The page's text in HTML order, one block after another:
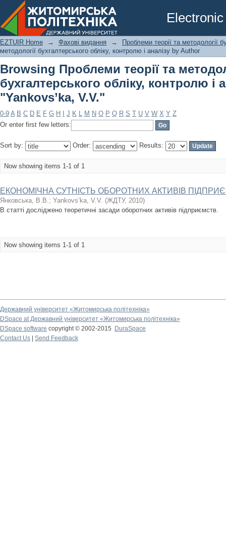
Browsing Проблеми теорії та
аналізу by Author "Yankovs’ka, V.V."
EZTUIR Home → Фахові видання →
Проблеми теорії та методології
методології бухгалтерського обліку, контролю і аналізу by Author
Browsing Проблеми теорії та
бухгалтерського обліку, контролю і
"Yankovs’ka, V.V."
0-9 A B C D E F G H J K L M N O P Q R S T U V W X Y Z
Or enter first few letters:
Sort by: Order: Results:
Now showing items 1-1 of 1
ЕКОНОМІЧНА СУТНІСТЬ ОБОРОТНИХ АКТИВІВ
Янковська, В.В.; Yankovs’ka, V.V. (ЖДТУ, 2010)
В статті досліджено теоретичні засади оборотних активів підприємств.
Now showing items 1-1 of 1
Державний університет «Житомирська політехніка»
DSpace at Державний університет «Житомирська політехніка»
DSpace software copyright © 2002-2015
DuraSpace
Contact Us
Send Feedback